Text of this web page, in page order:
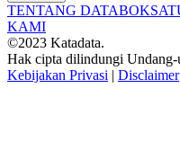
TENTANG DATABOKS
KAMI
©2023 Katadata.
Hak cipta dilindungi Undang-
Kebijakan Privasi | Disclaimer